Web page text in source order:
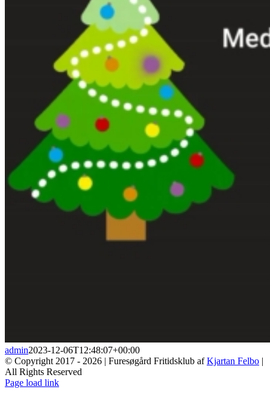
admin2023-12-06T12:48:07+00:00
© Copyright 2017 - 2026 | Furesøgård Fritidsklub afKjartan Felbo |
All Rights Reserved
Facebook
Page load link